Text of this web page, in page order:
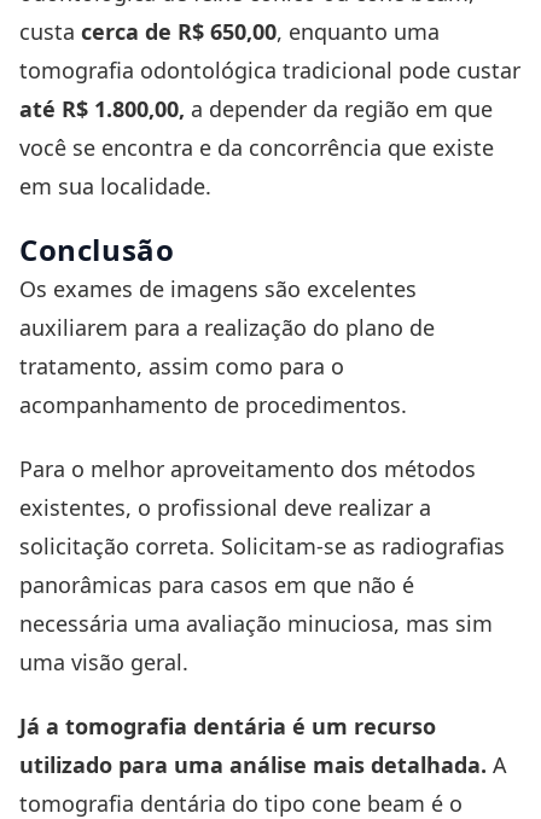
custa cerca de R$ 650,00, enquanto uma
tomografia odontológica tradicional pode custar
até R$ 1.800,00, a depender da região em que
você se encontra e da concorrência que existe
em sua localidade.
Conclusão
Os exames de imagens são excelentes
auxiliarem para a realização do plano de
tratamento, assim como para o
acompanhamento de procedimentos.
Para o melhor aproveitamento dos métodos
existentes, o profissional deve realizar a
solicitação correta. Solicitam-se as radiografias
panorâmicas para casos em que não é
necessária uma avaliação minuciosa, mas sim
uma visão geral.
Já a tomografia dentária é um recurso
utilizado para uma análise mais detalhada. A
tomografia dentária do tipo cone beam é o